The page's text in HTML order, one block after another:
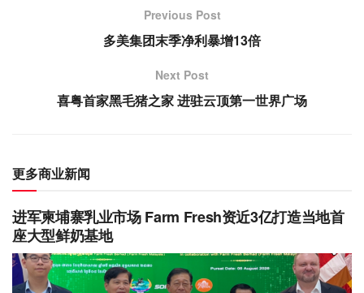
Previous Post
多美集团末季净利暴增13倍
Next Post
喜粤首家黑毛猪之家 进驻云顶第一世界广场
更多商业新闻
进军柬埔寨乳业市场 Farm Fresh资近3亿打造当地首
座大型鲜奶基地